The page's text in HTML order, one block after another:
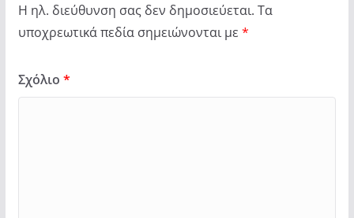
Η ηλ. διεύθυνση σας δεν δημοσιεύεται. Τα
υποχρεωτικά πεδία σημειώνονται με *
Σχόλιο *